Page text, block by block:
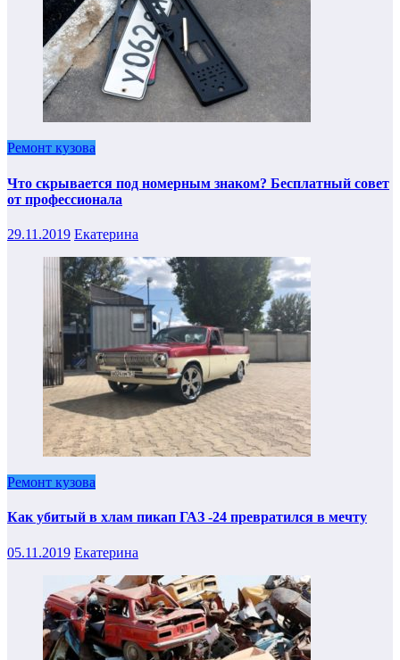
Ремонт кузова
Что скрывается под номерным знаком? Бесплатный совет
от профессионала
29.11.2019 Екатерина
Ремонт кузова
Как убитый в хлам пикап ГАЗ -24 превратился в мечту
05.11.2019 Екатерина